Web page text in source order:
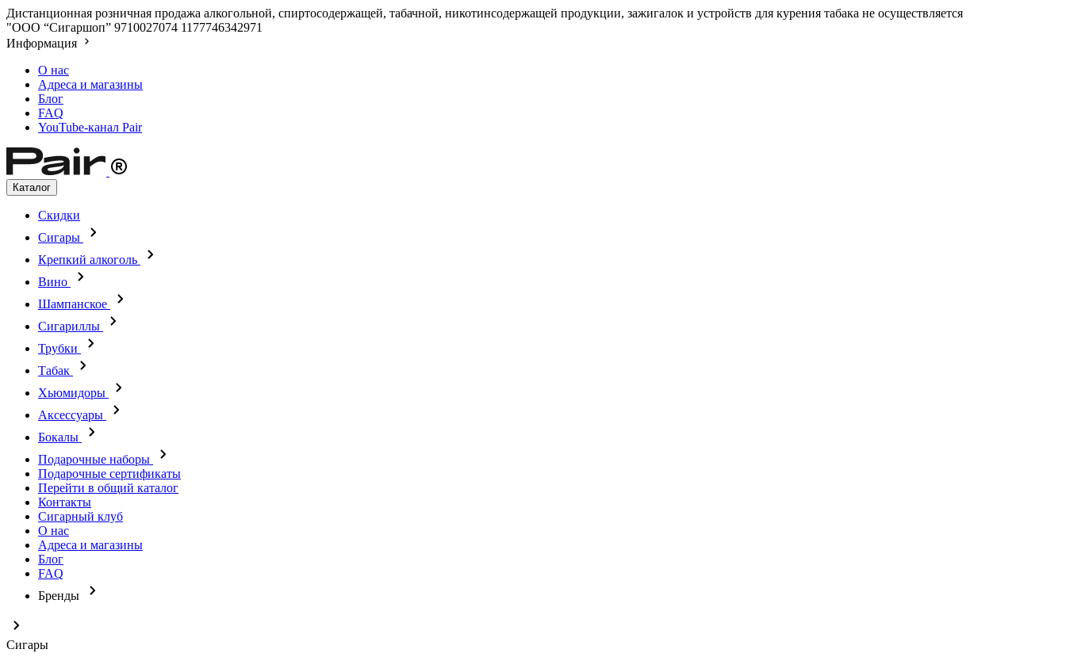
Дистанционная розничная продажа алкогольной, спиртосодержащей, табачной, никотинсодержащей продукции, зажигалок и устройств для курения табака не осуществляется
"ООО “Сигаршоп” 9710027074 1177746342971
Информация
О нас
Адреса и магазины
Блог
FAQ
YouTube-канал Pair
Каталог
Скидки
Сигары
Крепкий алкоголь
Вино
Шампанское
Сигариллы
Трубки
Табак
Хьюмидоры
Аксессуары
Бокалы
Подарочные наборы
Подарочные сертификаты
Перейти в общий каталог
Контакты
Сигарный клуб
О нас
Адреса и магазины
Блог
FAQ
Бренды
Сигары